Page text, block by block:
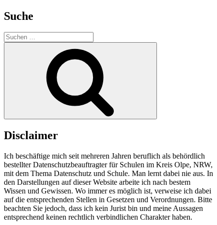
Suche
Suchen
nach:
Disclaimer
Ich beschäftige mich seit mehreren Jahren beruflich als behördlich
bestellter Datenschutzbeauftragter für Schulen im Kreis Olpe, NRW,
mit dem Thema Datenschutz und Schule. Man lernt dabei nie aus. In
den Darstellungen auf dieser Website arbeite ich nach bestem
Wissen und Gewissen. Wo immer es möglich ist, verweise ich dabei
auf die entsprechenden Stellen in Gesetzen und Verordnungen. Bitte
beachten Sie jedoch, dass ich kein Jurist bin und meine Aussagen
entsprechend keinen rechtlich verbindlichen Charakter haben.